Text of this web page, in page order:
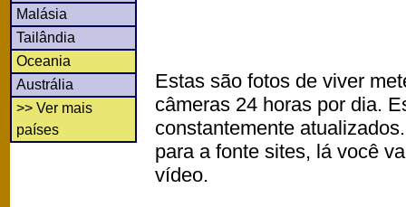
Malásia
Tailândia
Oceania
Austrália
>> Ver mais
países
Estas são fotos de viver
câmeras 24 horas por dia.
constantemente
para a fonte sites, lá você
vídeo.